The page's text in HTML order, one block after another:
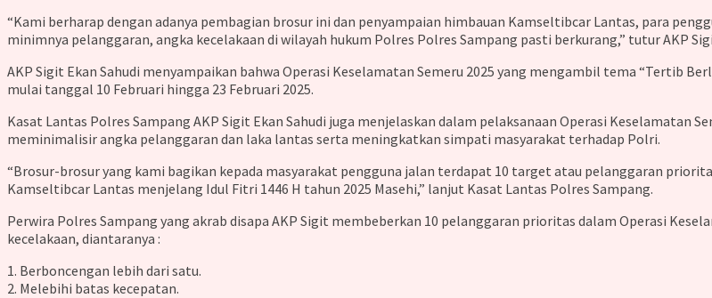
“Kami berharap dengan adanya pembagian brosur ini dan penyampaian himbauan Kamseltibcar Lantas, para
minimnya pelanggaran, angka kecelakaan di wilayah hukum Polres Polres Sampang pasti berkurang,” tutur AKP
AKP Sigit Ekan Sahudi menyampaikan bahwa Operasi Keselamatan Semeru 2025 yang mengambil tema “Tertib
mulai tanggal 10 Februari hingga 23 Februari 2025.
Kasat Lantas Polres Sampang AKP Sigit Ekan Sahudi juga menjelaskan dalam pelaksanaan Operasi Keselamatan
meminimalisir angka pelanggaran dan laka lantas serta meningkatkan simpati masyarakat terhadap Polri.
“Brosur-brosur yang kami bagikan kepada masyarakat pengguna jalan terdapat 10 target atau pelanggaran
Kamseltibcar Lantas menjelang Idul Fitri 1446 H tahun 2025 Masehi,” lanjut Kasat Lantas Polres Sampang.
Perwira Polres Sampang yang akrab disapa AKP Sigit membeberkan 10 pelanggaran prioritas dalam Operasi
kecelakaan, diantaranya :
1. Berboncengan lebih dari satu.
2. Melebihi batas kecepatan.